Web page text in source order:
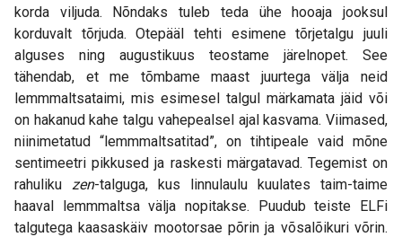
korda viljuda. Nõndaks tuleb teda ühe hooaja jooksul
korduvalt tõrjuda. Otepääl tehti esimene tõrjetalgu juuli
alguses ning augustikuus teostame järelnopet. See
tähendab, et me tõmbame maast juurtega välja neid
lemmmaltsataimi, mis esimesel talgul märkamata jäid või
on hakanud kahe talgu vahepealsel ajal kasvama. Viimased,
niinimetatud “lemmmaltsatitad”, on tihtipeale vaid mõne
sentimeetri pikkused ja raskesti märgatavad. Tegemist on
rahuliku zen-talguga, kus linnulaulu kuulates taim-taime
haaval lemmmaltsa välja nopitakse. Puudub teiste ELFi
talgutega kaasaskäiv mootorsae põrin ja võsalõikuri võrin.